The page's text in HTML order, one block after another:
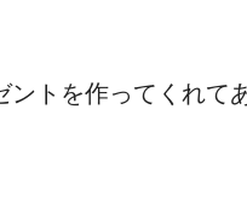
トを作ってくれて